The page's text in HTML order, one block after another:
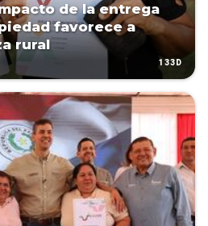
de la entrega
favorece a
rural
133D